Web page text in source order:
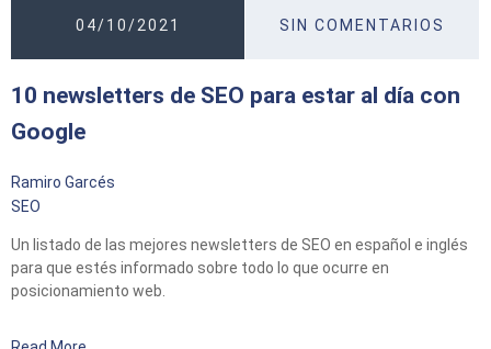
04/10/2021 SIN COMENTARIOS
10 newsletters de SEO para estar al día con
Google
Ramiro Garcés
SEO
Un listado de las mejores newsletters de SEO en español e inglés
para que estés informado sobre todo lo que ocurre en
posicionamiento web.